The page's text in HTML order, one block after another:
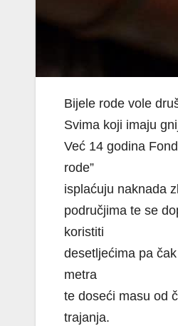
Bijele rode vole
Svima koji imaju
Već 14 godina
rode”
isplaćuju naknada
područjima te se
koristiti
desetljećima pa
metra
te doseći masu od
trajanja.